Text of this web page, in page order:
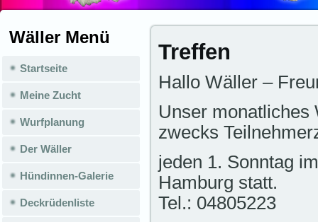
Wäller Menü
Startseite
Meine Zucht
Wurfplanung
Der Wäller
Hündinnen-Galerie
Deckrüdenliste
Treffen
Hallo Wäller –
Unser monatliches
zwecks
jeden 1. Sonntag
Hamburg statt.
Tel.: 04805223